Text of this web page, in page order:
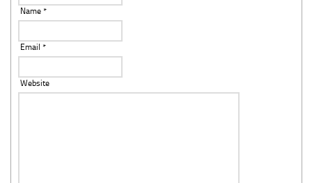
Name *
Email *
Website